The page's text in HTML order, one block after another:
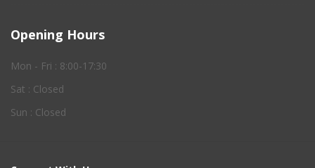
Opening Hours
Mon - Fri : 8:00-17:30
Sat : Closed
Sun : Closed